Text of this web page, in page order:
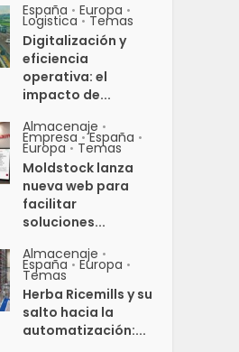
España • Europa •
Logistica • Temas
Digitalización y
eficiencia
operativa: el
impacto de...
Almacenaje •
Empresa • España •
Europa • Temas
Moldstock lanza
nueva web para
facilitar
soluciones...
Almacenaje •
España • Europa •
Temas
Herba Ricemills y su
salto hacia la
automatización:...